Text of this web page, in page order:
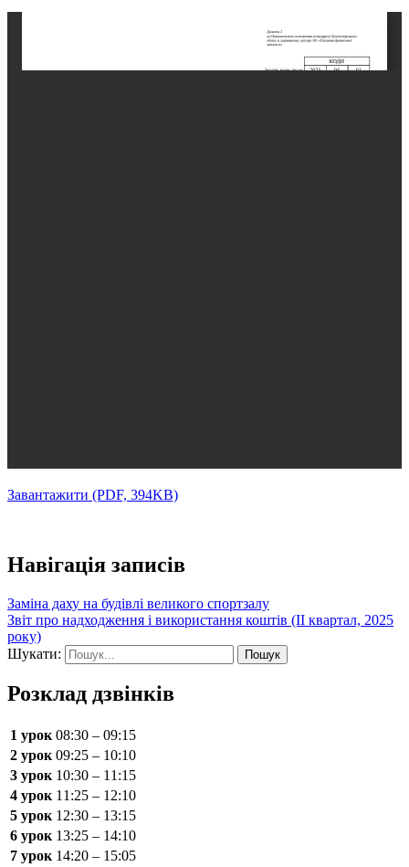
Завантажити (PDF, 394KB)
Навігація записів
Заміна даху на будівлі великого спортзалу
Звіт про надходження і використання коштів (ІІ квартал, 2025
року)
Шукати:
Розклад дзвінків
1 урок 08:30 – 09:15
2 урок 09:25 – 10:10
3 урок 10:30 – 11:15
4 урок 11:25 – 12:10
5 урок 12:30 – 13:15
6 урок 13:25 – 14:10
7 урок 14:20 – 15:05